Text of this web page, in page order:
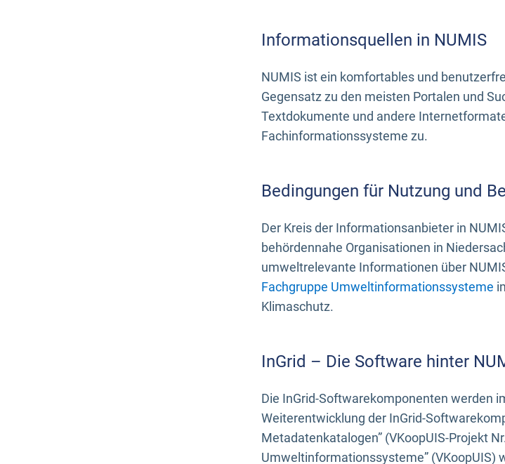
Informationsquellen in NUMIS
NUMIS ist ein komfortables und
Gegensatz zu den meisten Portalen und
Textdokumente und andere
Fachinformationssysteme zu.
Bedingungen für Nutzung und
Der Kreis der Informationsanbieter in
behördennahe Organisationen in
umweltrelevante Informationen über
Fachgruppe Umweltinformationssysteme
Klimaschutz.
InGrid – Die Software hinter
Die InGrid-Softwarekomponenten werden
Weiterentwicklung der InGrid-
Metadatenkatalogen” (VKoopUIS-Projekt
Umweltinformationssysteme”